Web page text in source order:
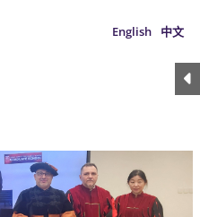
English 中文